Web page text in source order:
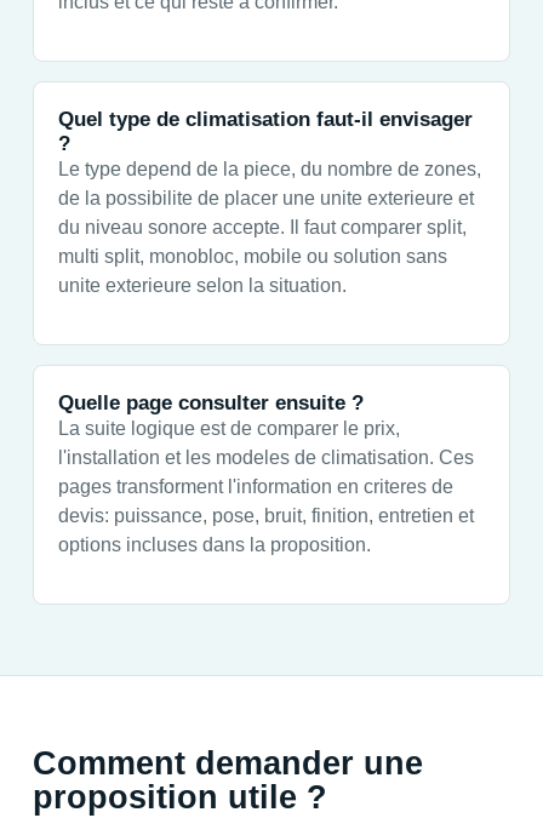
Quel type de climatisation faut-il envisager
?
Le type depend de la piece, du nombre de zones,
de la possibilite de placer une unite exterieure et
du niveau sonore accepte. Il faut comparer split,
multi split, monobloc, mobile ou solution sans
unite exterieure selon la situation.
Quelle page consulter ensuite ?
La suite logique est de comparer le prix,
l'installation et les modeles de climatisation. Ces
pages transforment l'information en criteres de
devis: puissance, pose, bruit, finition, entretien et
options incluses dans la proposition.
Comment demander une
proposition utile ?